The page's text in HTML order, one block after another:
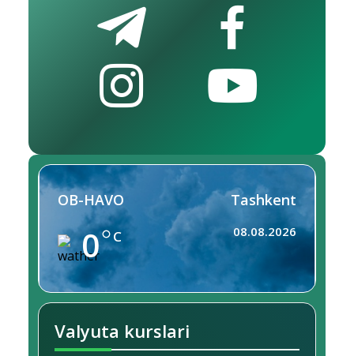
OB-HAVO
0 C
Tashkent
08.08.2026
Valyuta kurslari